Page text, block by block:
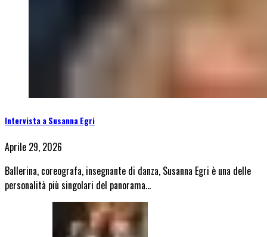
Intervista a Susanna Egri
Aprile 29, 2026
Ballerina, coreografa, insegnante di danza, Susanna Egri è una delle
personalità più singolari del panorama…